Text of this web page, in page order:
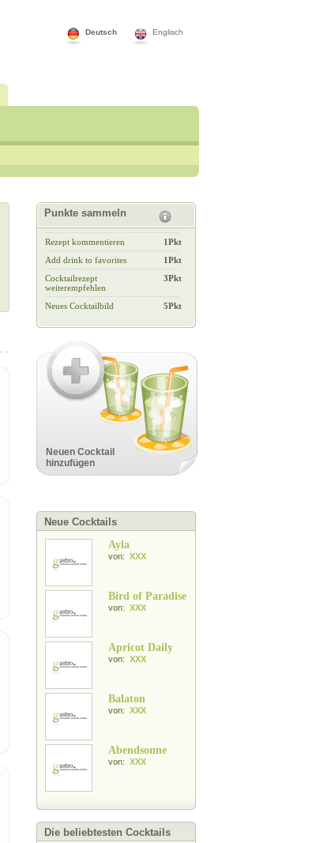
Englisch
Deutsch
Punkte sammeln
Rezept kommentieren
1Pkt
Add drink to favorites
1Pkt
Cocktailrezept
weiterempfehlen
3Pkt
Neues Cocktailbild 5Pkt
Neuen Cocktail
hinzufügen
Neue Cocktails
Ayla
von: XXX
Bird of Paradise
von: XXX
Apricot Daily
von: XXX
Balaton
von: XXX
Abendsonne
von: XXX
Die beliebtesten Cocktails